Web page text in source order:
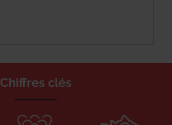
Chiffres clés